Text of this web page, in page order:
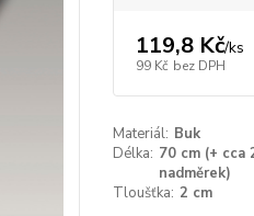
119,8 Kč/ks
99 Kč bez DPH
Materiál: Buk
Délka: 70 cm (+ cca
nadměrek)
Tloušťka: 2 cm